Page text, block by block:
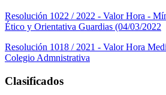
Resolución 1022 / 2022 - Valor Hora -
Ético y Orientativa Guardias (04/03/2022
Resolución 1018 / 2021 - Valor Hora
Colegio Admnistrativa
Clasificados